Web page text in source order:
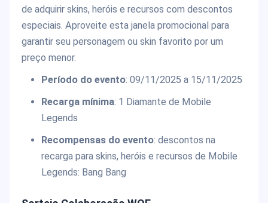
de adquirir skins, heróis e recursos com descontos
especiais. Aproveite esta janela promocional para
garantir seu personagem ou skin favorito por um
preço menor.
Período do evento: 09/11/2025 a 15/11/2025
Recarga mínima: 1 Diamante de Mobile
Legends
Recompensas do evento: descontos na
recarga para skins, heróis e recursos de Mobile
Legends: Bang Bang